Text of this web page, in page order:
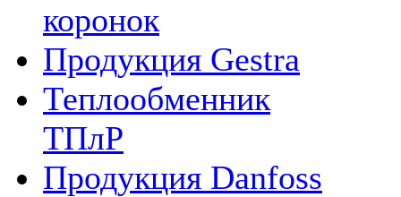
коронок
Продукция Gestra
Теплообменник
ТПлР
Продукция Danfoss